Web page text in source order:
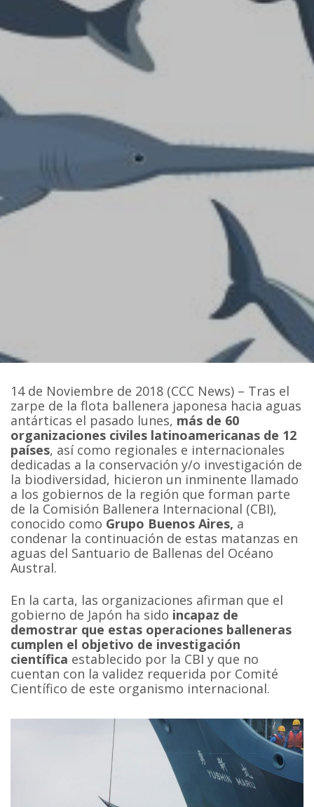
14 de Noviembre de 2018 (CCC News) – Tras el
zarpe de la flota ballenera japonesa hacia aguas
antárticas el pasado lunes, más de 60
organizaciones civiles latinoamericanas de 12
países, así como regionales e internacionales
dedicadas a la conservación y/o investigación de
la biodiversidad, hicieron un inminente llamado
a los gobiernos de la región que forman parte
de la Comisión Ballenera Internacional (CBI),
conocido como Grupo Buenos Aires, a
condenar la continuación de estas matanzas en
aguas del Santuario de Ballenas del Océano
Austral.
En la carta, las organizaciones afirman que el
gobierno de Japón ha sido incapaz de
demostrar que estas operaciones balleneras
cumplen el objetivo de investigación
científica establecido por la CBI y que no
cuentan con la validez requerida por Comité
Científico de este organismo internacional.